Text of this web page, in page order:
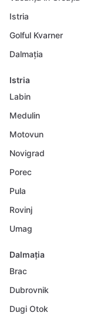
Istria
Golful Kvarner
Dalmația
Istria
Labin
Medulin
Motovun
Novigrad
Porec
Pula
Rovinj
Umag
Dalmația
Brac
Dubrovnik
Dugi Otok